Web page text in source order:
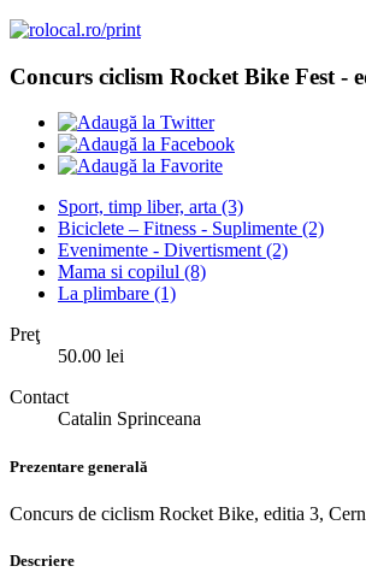
Concurs ciclism Rocket Bike Fest -
Sport, timp liber, arta (3)
Biciclete – Fitness - Suplimente (2)
Evenimente - Divertisment(2)
Mama si copilul (8)
La plimbare (1)
Preţ
50.00 lei
Contact
Catalin Sprinceana
Prezentare generală
Concurs de ciclism Rocket Bike, editia 3,
Descriere